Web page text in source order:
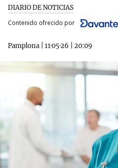
DIARIO DE NOTICIAS
Contenido ofrecido por
Pamplona 11·05·26 20:09